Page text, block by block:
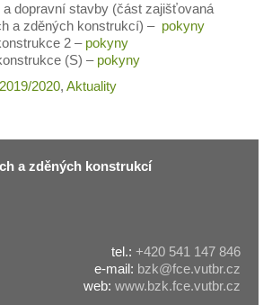
dopravní stavby (část zajišťovaná
a zděných konstrukcí) – pokyny
2 – pokyny
(S) – pokyny
2020, Aktuality
a zděných konstrukcí
tel.: +420 541 147 846
e-mail: bzk@fce.vutbr.cz
web: www.bzk.fce.vutbr.cz